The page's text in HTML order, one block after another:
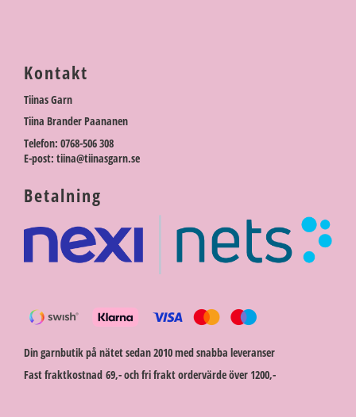
Kontakt
Tiinas Garn
Tiina Brander Paananen
Telefon: 0768-506 308
E-post: tiina@tiinasgarn.se
Betalning
Din garnbutik på nätet sedan 2010 med snabba leveranser
Fast fraktkostnad 69,- och fri frakt ordervärde över 1200,-